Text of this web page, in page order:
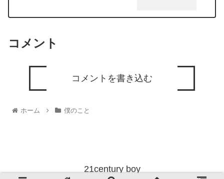
コメント
コメントを書き込む
ホーム 僕のこと
21century boy